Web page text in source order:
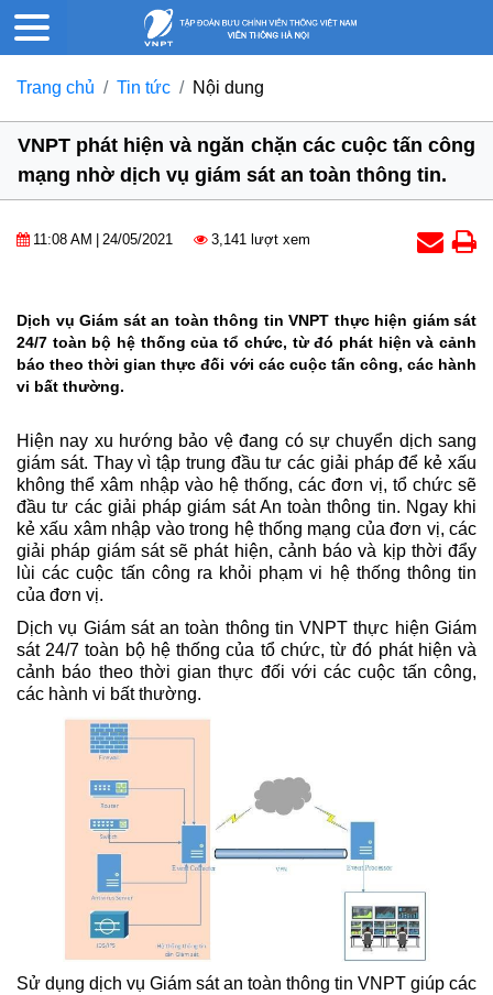
Trang chủ Tin tức Nội dung
VNPT phát hiện và ngăn chặn các cuộc tấn công
mạng nhờ dịch vụ giám sát an toàn thông tin.
11:08 AM 24/05/2021 3,141 lượt xem
Dịch vụ Giám sát an toàn thông tin VNPT thực hiện giám sát
24/7 toàn bộ hệ thống của tổ chức, từ đó phát hiện và cảnh
báo theo thời gian thực đối với các cuộc tấn công, các hành
vi bất thường.
Hiện nay xu hướng bảo vệ đang có sự chuyển dịch sang
giám sát. Thay vì tập trung đầu tư các giải pháp để kẻ xấu
không thể xâm nhập vào hệ thống, các đơn vị, tổ chức sẽ
đầu tư các giải pháp giám sát An toàn thông tin. Ngay khi
kẻ xấu xâm nhập vào trong hệ thống mạng của đơn vị, các
giải pháp giám sát sẽ phát hiện, cảnh báo và kịp thời đẩy
lùi các cuộc tấn công ra khỏi phạm vi hệ thống thông tin
của đơn vị.
Dịch vụ Giám sát an toàn thông tin VNPT thực hiện Giám
sát 24/7 toàn bộ hệ thống của tổ chức, từ đó phát hiện và
cảnh báo theo thời gian thực đối với các cuộc tấn công,
các hành vi bất thường.
Sử dụng dịch vụ Giám sát an toàn thông tin VNPT giúp các